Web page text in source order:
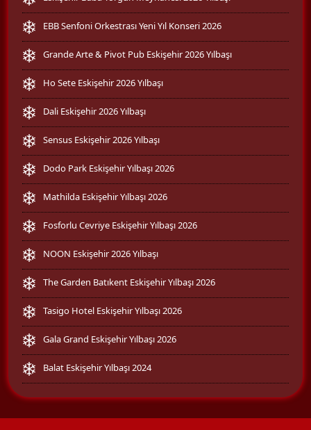
EBB Senfoni Orkestrası Yeni Yıl Konseri 2026
Grande Arte & Pivot Pub Eskişehir 2026 Yılbaşı
Ho Sete Eskişehir 2026 Yılbaşı
Dali Eskişehir 2026 Yılbaşı
Sensus Eskişehir 2026 Yılbaşı
Dodo Park Eskişehir Yılbaşı 2026
Mathilda Eskişehir Yılbaşı 2026
Fosforlu Cevriye Eskişehir Yılbaşı 2026
NOON Eskişehir 2026 Yılbaşı
The Garden Batıkent Eskişehir Yılbaşı 2026
Tasigo Hotel Eskişehir Yılbaşı 2026
Gala Grand Eskişehir Yılbaşı 2026
Balat Eskişehir Yılbaşı 2024